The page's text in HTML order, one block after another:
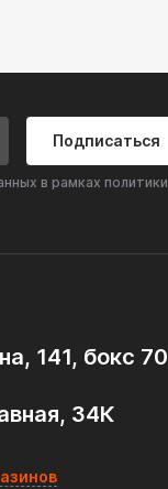
Подписаться
в рамках политики
141, бокс 70
34К